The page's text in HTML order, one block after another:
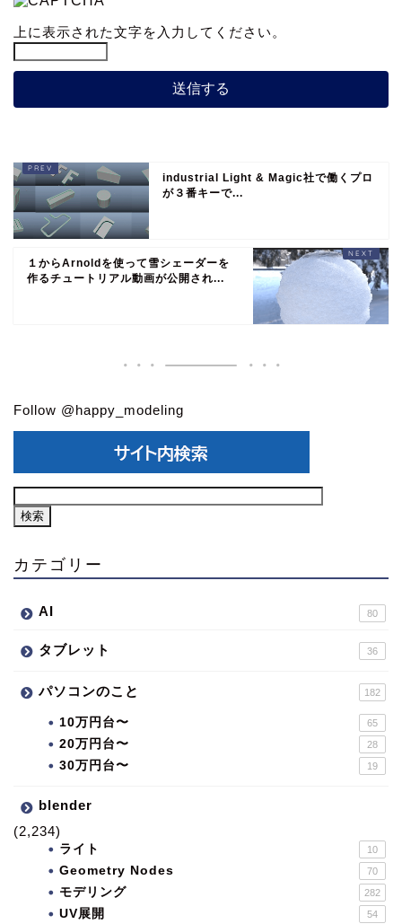
上に表示された文字を入力してください。
industrial Light & Magic社で働くプロ
が３番キーで...
１からArnoldを使って雪シェーダーを
作るチュートリアル動画が公開され...
Follow @happy_modeling
カテゴリー
AI 80
タブレット 36
パソコンのこと 182
10万円台〜 65
20万円台〜 28
30万円台〜 19
blender
(2,234)
ライト 10
Geometry Nodes 70
モデリング 282
UV展開 54